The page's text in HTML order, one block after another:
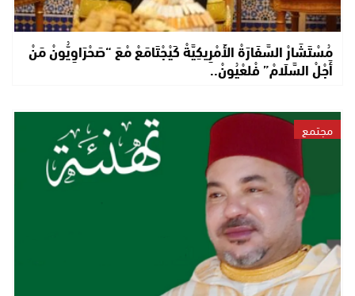
مُسْتَشَارْ السَّفَارَةْ الأَمْرِيكِيَّةْ كَيْجْتَامَعْ مْعَ “صَحْرَاوِيُّونْ مَنْ
أَجْلْ السَّلَامْ” فْلعْيُونْ..
مجتمع